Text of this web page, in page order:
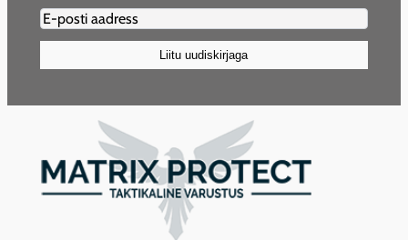
Email2(Required)
Liitu uudiskirjaga